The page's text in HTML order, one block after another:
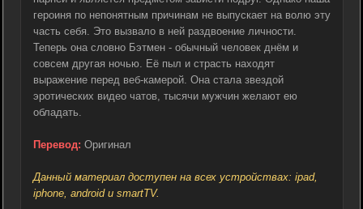
героиня по непонятным причинам не выпускает на волю эту
часть себя. Это вызвало в ней раздвоение личности.
Теперь она словно Бэтмен - обычный человек днём и
совсем другая ночью. Её пыл и страсть находят
выражение перед веб-камерой. Она стала звездой
эротических видео чатов, тысячи мужчин желают ею
обладать.
Перевод: Оригинал
Данный материал доступен на всех устройствах: ipad,
iphone, android и smartTV.